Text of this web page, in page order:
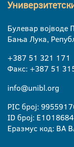
Булевар војводе
Бања Лука,
+387 51 321 171
Факс: +387 51
info@unibl.org
PIC број:
ID број:
Еразмус код: BA